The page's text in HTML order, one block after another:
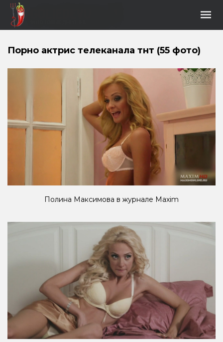
Порно актрис телеканала тнт (55 фото)
Полина Максимова в журнале Maxim